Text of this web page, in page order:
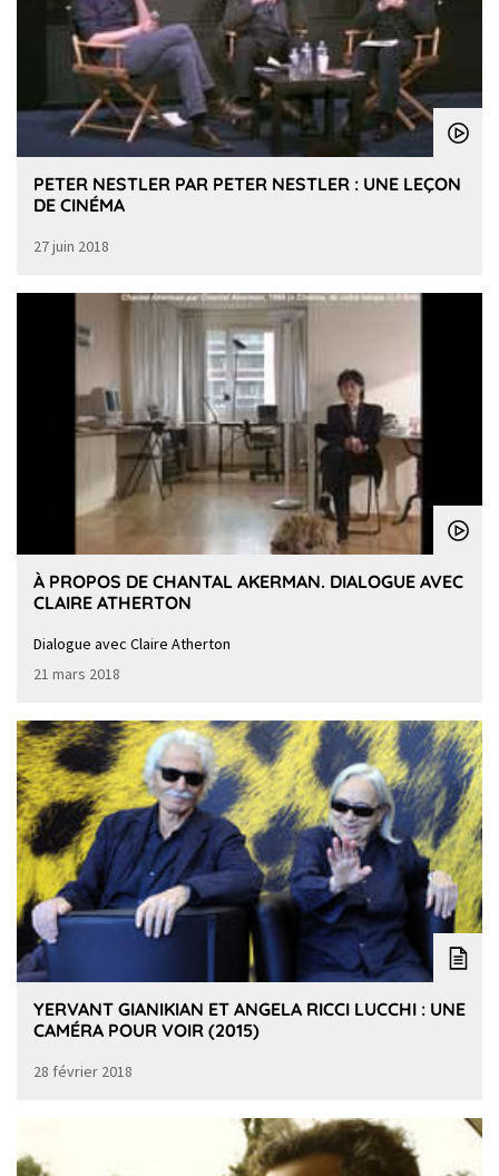
PETER NESTLER PAR PETER NESTLER : UNE LEÇON
DE CINÉMA
27 juin 2018
À PROPOS DE CHANTAL AKERMAN. DIALOGUE AVEC
CLAIRE ATHERTON
Dialogue avec Claire Atherton
21 mars 2018
YERVANT GIANIKIAN ET ANGELA RICCI LUCCHI : UNE
CAMÉRA POUR VOIR (2015)
28 février 2018